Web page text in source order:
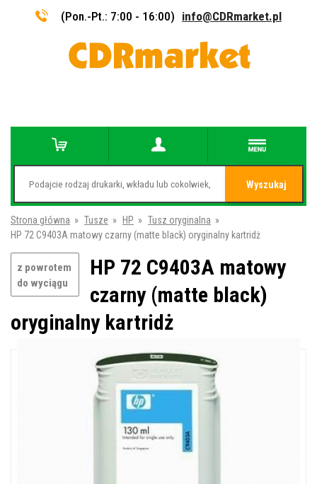
(Pon.-Pt.: 7:00 - 16:00) info@CDRmarket.pl
Wyszukaj
Strona główna » Tusze » HP » Tusz oryginalna »
HP 72 C9403A matowy czarny (matte black) oryginalny kartridż
z powrotem
do wyciągu
HP 72 C9403A matowy
czarny (matte black)
oryginalny kartridż